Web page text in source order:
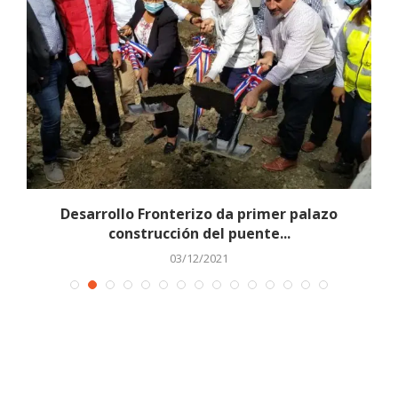
Desarrollo Fronterizo da primer palazo
construcción del puente...
03/12/2021